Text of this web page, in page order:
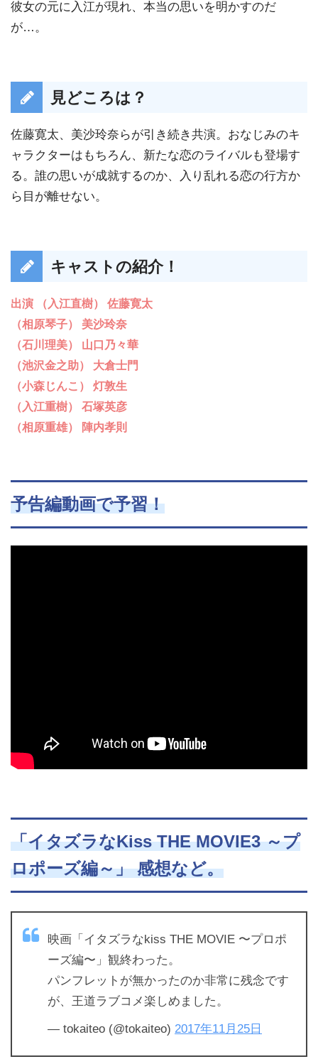
彼女の元に入江が現れ、本当の思いを明かすのだ
が…。
見どころは？
佐藤寛太、美沙玲奈らが引き続き共演。おなじみのキ
ャラクターはもちろん、新たな恋のライバルも登場す
る。誰の思いが成就するのか、入り乱れる恋の行方か
ら目が離せない。
キャストの紹介！
出演 （入江直樹） 佐藤寛太
（相原琴子） 美沙玲奈
（石川理美） 山口乃々華
（池沢金之助） 大倉士門
（小森じんこ） 灯敦生
（入江重樹） 石塚英彦
（相原重雄） 陣内孝則
予告編動画で予習！
「イタズラなKiss THE MOVIE3 ～プ
ロポーズ編～」 感想など。
映画「イタズラなkiss THE MOVIE 〜プロポ
ーズ編〜」観終わった。
パンフレットが無かったのか非常に残念です
が、王道ラブコメ楽しめました。
— tokaiteo (@tokaiteo) 2017年11月25日